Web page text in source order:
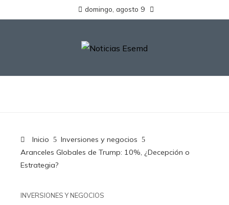
domingo, agosto 9
Inicio
Inversiones y negocios
Aranceles Globales de Trump: 10%, ¿Decepción o
Estrategia?
INVERSIONES Y NEGOCIOS